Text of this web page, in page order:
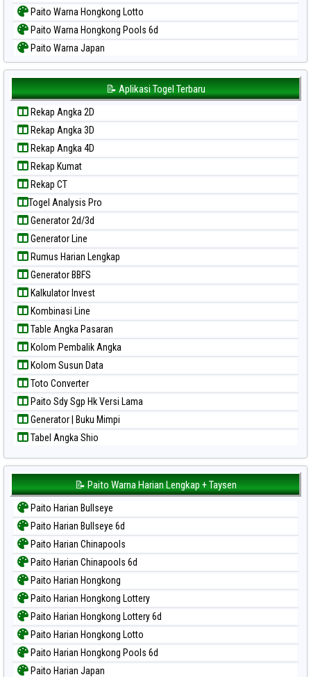
Paito Warna Hongkong Lotto
Paito Warna Hongkong Pools 6d
Paito Warna Japan
Paito Warna Japan 6d
Paito Warna Korea
Paito Warna Kuda Lari
Paito Warna Magnum Cambodia
Paito Warna Nagoya
Paito Warna New York Midday
Paito Warna North Carolina Day
Paito Warna Pcso
Paito Warna Pennsylvania Day
Paito Warna Sao Paulo
Paito Warna Singapore
Paito Warna Sydney
Paito Warna Sydney Lottery
Paito Warna Sydney Lottery 6d
Paito Warna Sydney Lotto
Paito Warna Sydney Pools 6d
Paito Warna Taipei
Paito Warna Taiwan
📝 Aplikasi Togel Terbaru
Rekap Angka 2D
Rekap Angka 3D
Rekap Angka 4D
Rekap Kumat
Rekap CT
Togel Analysis Pro
Generator 2d/3d
Generator Line
Rumus Harian Lengkap
Generator BBFS
Kalkulator Invest
Kombinasi Line
Table Angka Pasaran
Kolom Pembalik Angka
Kolom Susun Data
Toto Converter
Paito Sdy Sgp Hk Versi Lama
Generator | Buku Mimpi
Tabel Angka Shio
📝 Paito Warna Harian Lengkap + Taysen
Paito Harian Bullseye
Paito Harian Bullseye 6d
Paito Harian Chinapools
Paito Harian Chinapools 6d
Paito Harian Hongkong
Paito Harian Hongkong Lottery
Paito Harian Hongkong Lottery 6d
Paito Harian Hongkong Lotto
Paito Harian Hongkong Pools 6d
Paito Harian Japan